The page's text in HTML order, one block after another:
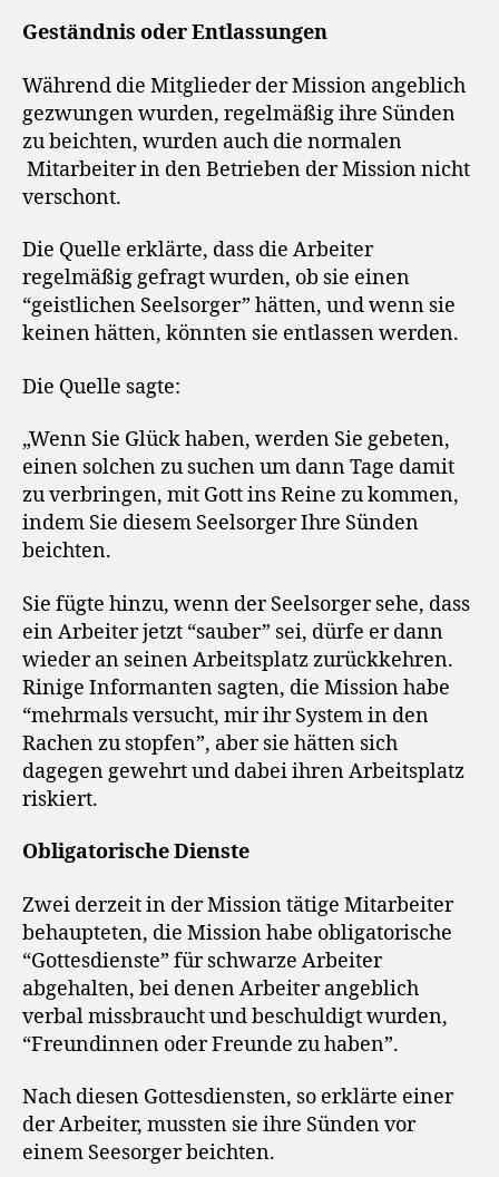
Geständnis oder Entlassungen
Während die Mitglieder der Mission angeblich
gezwungen wurden, regelmäßig ihre Sünden
zu beichten, wurden auch die normalen
Mitarbeiter in den Betrieben der Mission nicht
verschont.
Die Quelle erklärte, dass die Arbeiter
regelmäßig gefragt wurden, ob sie einen
“geistlichen Seelsorger” hätten, und wenn sie
keinen hätten, könnten sie entlassen werden.
Die Quelle sagte:
„Wenn Sie Glück haben, werden Sie gebeten,
einen solchen zu suchen um dann Tage damit
zu verbringen, mit Gott ins Reine zu kommen,
indem Sie diesem Seelsorger Ihre Sünden
beichten.
Sie fügte hinzu, wenn der Seelsorger sehe, dass
ein Arbeiter jetzt “sauber” sei, dürfe er dann
wieder an seinen Arbeitsplatz zurückkehren.
Rinige Informanten sagten, die Mission habe
“mehrmals versucht, mir ihr System in den
Rachen zu stopfen”, aber sie hätten sich
dagegen gewehrt und dabei ihren Arbeitsplatz
riskiert.
Obligatorische Dienste
Zwei derzeit in der Mission tätige Mitarbeiter
behaupteten, die Mission habe obligatorische
“Gottesdienste” für schwarze Arbeiter
abgehalten, bei denen Arbeiter angeblich
verbal missbraucht und beschuldigt wurden,
“Freundinnen oder Freunde zu haben”.
Nach diesen Gottesdiensten, so erklärte einer
der Arbeiter, mussten sie ihre Sünden vor
einem Seesorger beichten.